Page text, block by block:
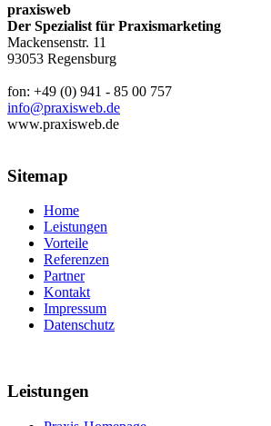
praxisweb
Der Spezialist für Praxismarketing
Mackensenstr. 11
93053 Regensburg
fon: +49 (0) 941 - 85 00 757
info@praxisweb.de
www.praxisweb.de
Sitemap
Home
Leistungen
Vorteile
Referenzen
Partner
Kontakt
Impressum
Datenschutz
Leistungen